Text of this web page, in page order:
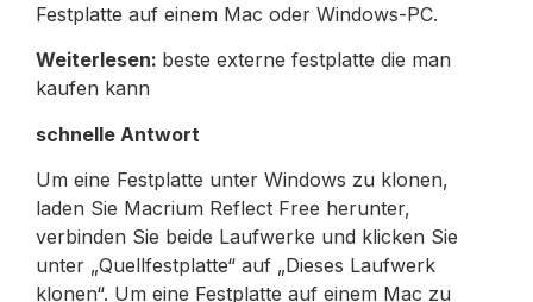
Festplatte auf einem Mac oder Windows-PC.
Weiterlesen: beste externe festplatte die man
kaufen kann
schnelle Antwort
Um eine Festplatte unter Windows zu klonen,
laden Sie Macrium Reflect Free herunter,
verbinden Sie beide Laufwerke und klicken Sie
unter „Quellfestplatte“ auf „Dieses Laufwerk
klonen“. Um eine Festplatte auf einem Mac zu